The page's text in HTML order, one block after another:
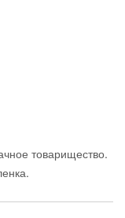
товарищество.